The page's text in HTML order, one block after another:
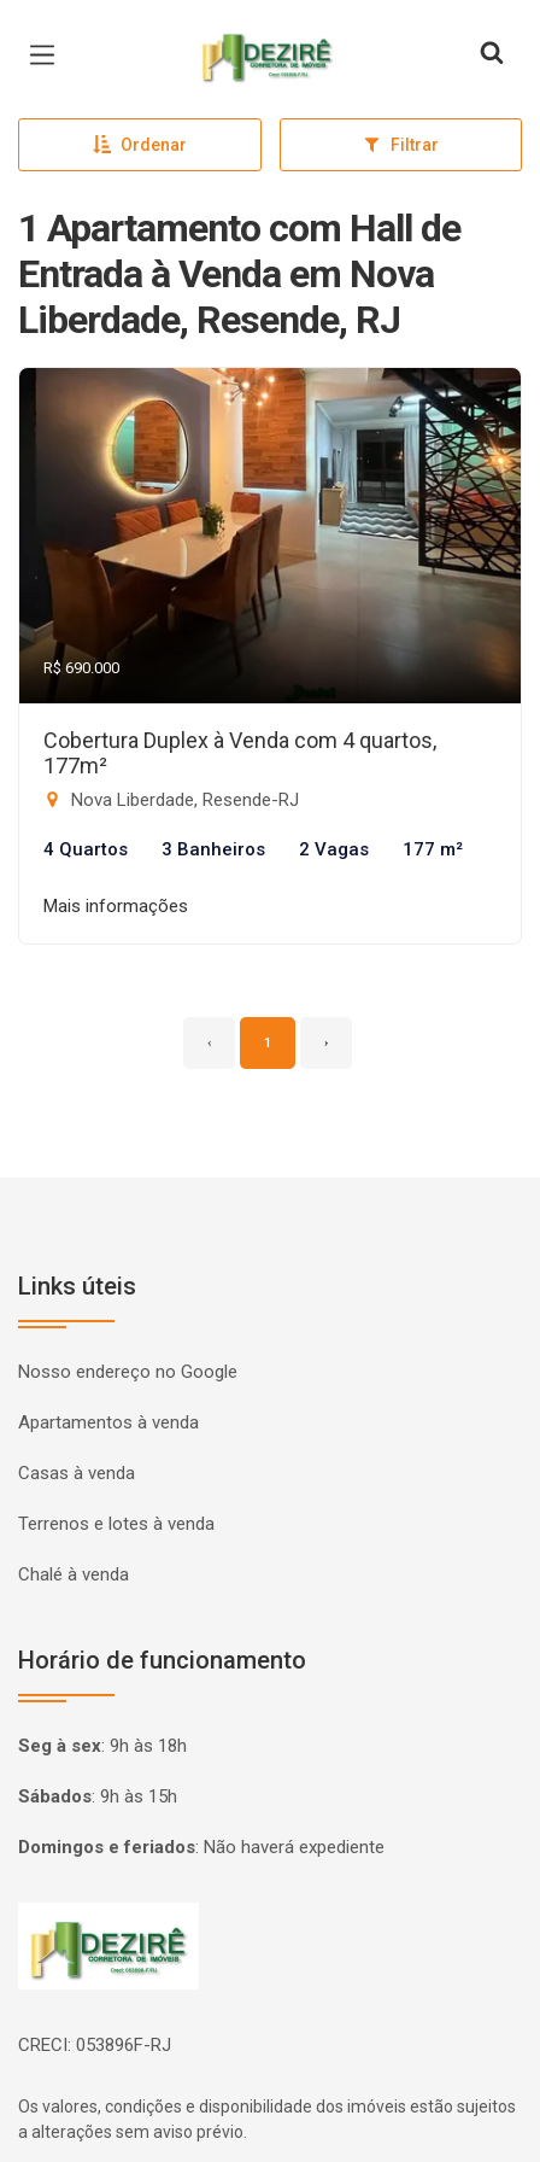
Página inicial
Ordenar Filtrar
1 Apartamento com Hall de
Entrada à Venda em Nova
Liberdade, Resende, RJ
R$ 690.000
Cobertura Duplex à Venda com 4 quartos,
177m²
Nova Liberdade, Resende-RJ
4 Quartos 3 Banheiros 2 Vagas 177 m²
Mais informações
‹ 1 ›
Links úteis
Nosso endereço no Google
Apartamentos à venda
Casas à venda
Terrenos e lotes à venda
Chalé à venda
Horário de funcionamento
Seg à sex: 9h às 18h
Sábados: 9h às 15h
Domingos e feriados: Não haverá expediente
Página inicial
CRECI: 053896F-RJ
Os valores, condições e disponibilidade dos imóveis estão sujeitos
a alterações sem aviso prévio.